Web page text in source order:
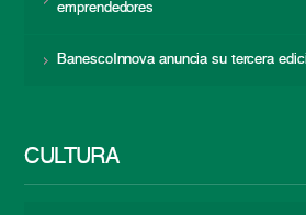
emprendedores
BanescoInnova anuncia su tercera
CULTURA